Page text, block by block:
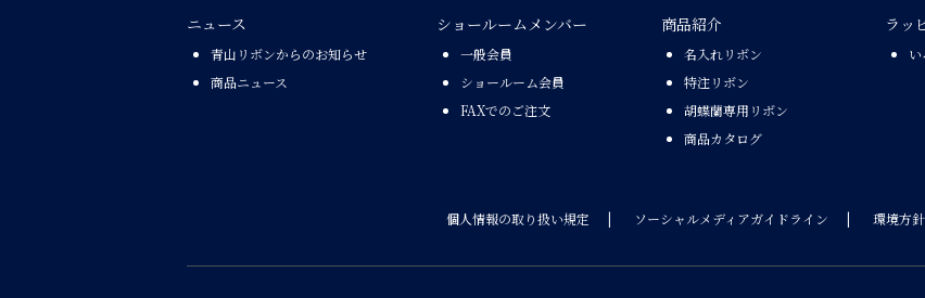
ニュース
青山リボンからのお知らせ
商品ニュース
ショールームメンバー
一般会員
ショールーム会員
FAXでのご注文
商品紹介
名入れリボン
特注リボン
胡蝶蘭専用リボン
商品カタログ
ラッ
個人情報の取り扱い規定 ソーシャルメディアガイドライン 環境方針